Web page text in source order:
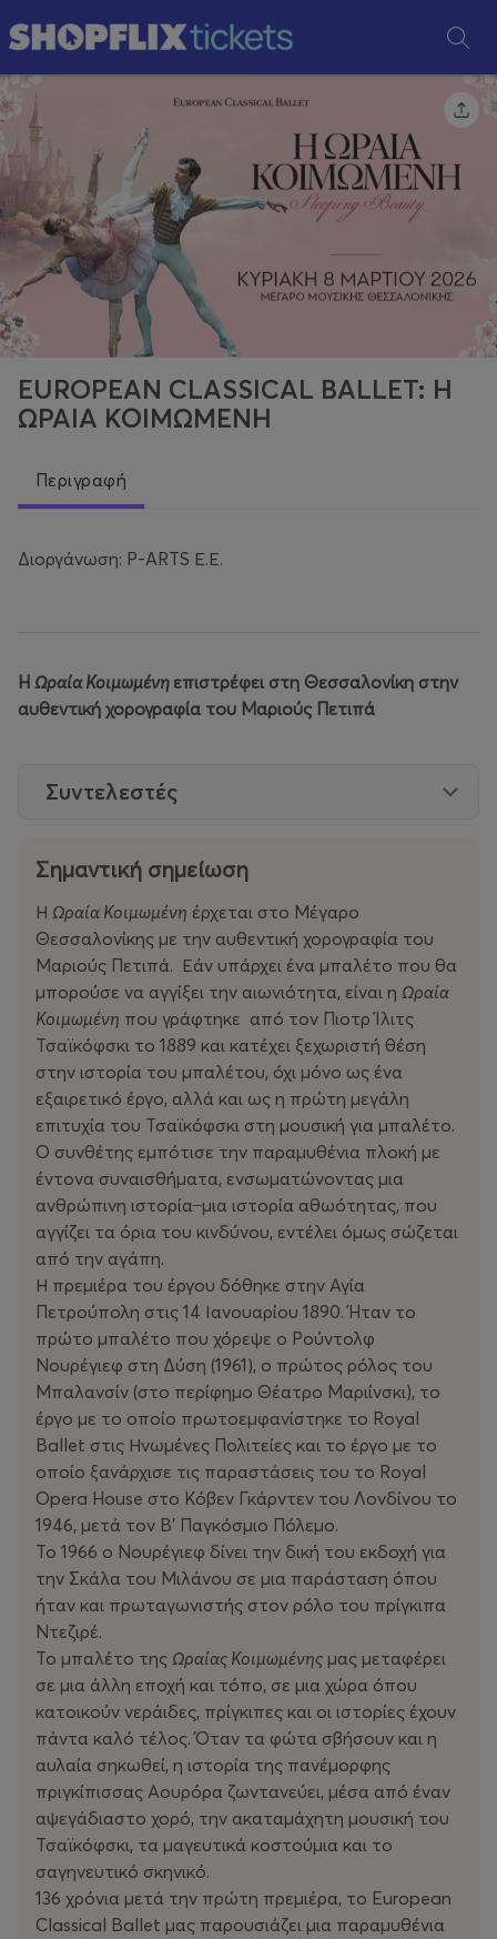
EUROPEAN CLASSICAL BALLET: Η
ΩΡΑΙΑ ΚΟΙΜΩΜΕΝΗ
Περιγραφή
Διοργάνωση: P-ARTS Ε.Ε.
H Ωραία Κοιμωμένη επιστρέφει στη Θεσσαλονίκη στην
αυθεντική χορογραφία του Μαριούς Πετιπά
Συντελεστές
Σημαντική σημείωση
Η Ωραία Κοιμωμένη έρχεται στο Μέγαρο
Θεσσαλονίκης με την αυθεντική χορογραφία του
Μαριούς Πετιπά. Εάν υπάρχει ένα μπαλέτο που θα
μπορούσε να αγγίξει την αιωνιότητα, είναι η Ωραία
Κοιμωμένη που γράφτηκε από τον Πιοτρ Ίλιτς
Τσαϊκόφσκι το 1889 και κατέχει ξεχωριστή θέση
στην ιστορία του μπαλέτου, όχι μόνο ως ένα
εξαιρετικό έργο, αλλά και ως η πρώτη μεγάλη
επιτυχία του Τσαϊκόφσκι στη μουσική για μπαλέτο.
Ο συνθέτης εμπότισε την παραμυθένια πλοκή με
έντονα συναισθήματα, ενσωματώνοντας μια
ανθρώπινη ιστορία ̶ μια ιστορία αθωότητας, που
αγγίζει τα όρια του κινδύνου, εντέλει όμως σώζεται
από την αγάπη.
Η πρεμιέρα του έργου δόθηκε στην Αγία
Πετρούπολη στις 14 Ιανουαρίου 1890. Ήταν το
πρώτο μπαλέτο που χόρεψε ο Ρούντολφ
Νουρέγιεφ στη Δύση (1961), ο πρώτος ρόλος του
Μπαλανσίν (στο περίφημο Θέατρο Μαριίνσκι), το
έργο με το οποίο πρωτοεμφανίστηκε το Royal
Ballet στις Ηνωμένες Πολιτείες και το έργο με το
οποίο ξανάρχισε τις παραστάσεις του το Royal
Opera House στο Κόβεν Γκάρντεν του Λονδίνου το
1946, μετά τον B’ Παγκόσμιο Πόλεμο.
Το 1966 ο Νουρέγιεφ δίνει την δική του εκδοχή για
την Σκάλα του Μιλάνου σε μια παράσταση όπου
ήταν και πρωταγωνιστής στον ρόλο του πρίγκιπα
Ντεζιρέ.
Το μπαλέτο της Ωραίας Κοιμωμένης μας μεταφέρει
σε μια άλλη εποχή και τόπο, σε μια χώρα όπου
κατοικούν νεράιδες, πρίγκιπες και οι ιστορίες έχουν
πάντα καλό τέλος. Όταν τα φώτα σβήσουν και η
αυλαία σηκωθεί, η ιστορία της πανέμορφης
πριγκίπισσας Αουρόρα ζωντανεύει, μέσα από έναν
αψεγάδιαστο χορό, την ακαταμάχητη μουσική του
Τσαϊκόφσκι, τα μαγευτικά κοστούμια και το
σαγηνευτικό σκηνικό.
136 χρόνια μετά την πρώτη πρεμιέρα, το European
Classical Ballet μας παρουσιάζει μια παραμυθένια